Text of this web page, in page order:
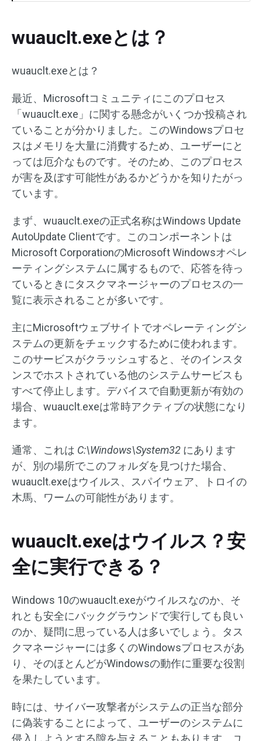
wuauclt.exeとは？
wuauclt.exeとは？
最近、Microsoftコミュニティにこのプロセス
「wuauclt.exe」に関する懸念がいくつか投稿され
ていることが分かりました。このWindowsプロセ
スはメモリを大量に消費するため、ユーザーにと
っては厄介なものです。そのため、このプロセス
が害を及ぼす可能性があるかどうかを知りたがっ
ています。
まず、wuauclt.exeの正式名称はWindows Update
AutoUpdate Clientです。このコンポーネントは
Microsoft CorporationのMicrosoft Windowsオペレ
ーティングシステムに属するもので、応答を待っ
ているときにタスクマネージャーのプロセスの一
覧に表示されることが多いです。
主にMicrosoftウェブサイトでオペレーティングシ
ステムの更新をチェックするために使われます。
このサービスがクラッシュすると、そのインスタ
ンスでホストされている他のシステムサービスも
すべて停止します。デバイスで自動更新が有効の
場合、wuauclt.exeは常時アクティブの状態になり
ます。
通常、これは C:\Windows\System32 にあります
が、別の場所でこのフォルダを見つけた場合、
wuauclt.exeはウイルス、スパイウェア、トロイの
木馬、ワームの可能性があります。
wuauclt.exeはウイルス？安
全に実行できる？
Windows 10のwuauclt.exeがウイルスなのか、そ
れとも安全にバックグラウンドで実行しても良い
のか、疑問に思っている人は多いでしょう。タス
クマネージャーには多くのWindowsプロセスがあ
り、そのほとんどがWindowsの動作に重要な役割
を果たしています。
時には、サイバー攻撃者がシステムの正当な部分
に偽装することによって、ユーザーのシステムに
侵入しようとする隙を与えることもあります。ユ